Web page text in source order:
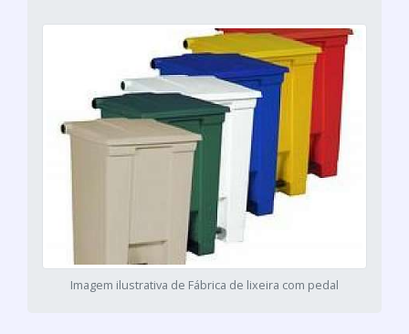
Imagem ilustrativa de Fábrica de lixeira com pedal